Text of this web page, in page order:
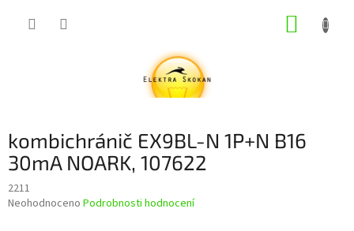
kombichránič EX9BL-N 1P+N B16
30mA NOARK, 107622
2211
Průměrné
Neohodnoceno Podrobnosti hodnocení